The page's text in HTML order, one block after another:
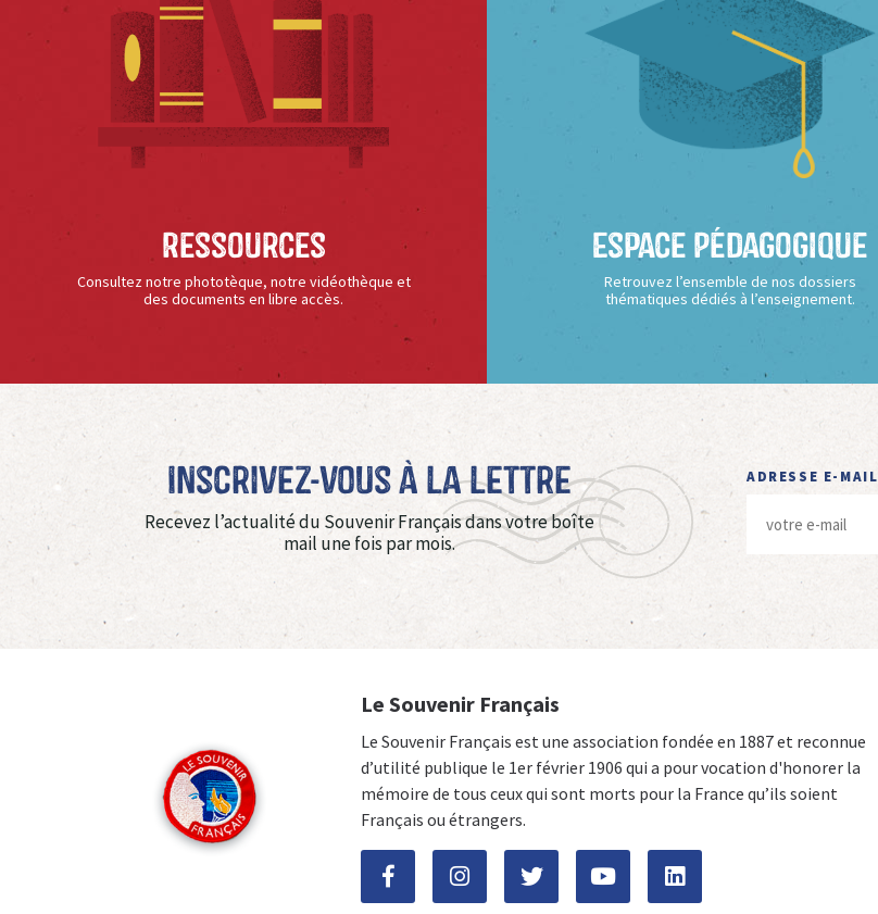
Ressources
Consultez notre phototèque, notre vidéothèque et
des documents en libre accès.
Espace Pédagogique
Retrouvez l’ensemble de nos dossiers
thématiques dédiés à l’enseignement.
Inscrivez-vous à La Lettre
Recevez l’actualité du Souvenir Français dans votre boîte
mail une fois par mois.
ADRESSE E-MAIL
Le Souvenir Français
Le Souvenir Français est une association fondée en 1887 et reconnue
d’utilité publique le 1er février 1906 qui a pour vocation d'honorer la
mémoire de tous ceux qui sont morts pour la France qu’ils soient
Français ou étrangers.